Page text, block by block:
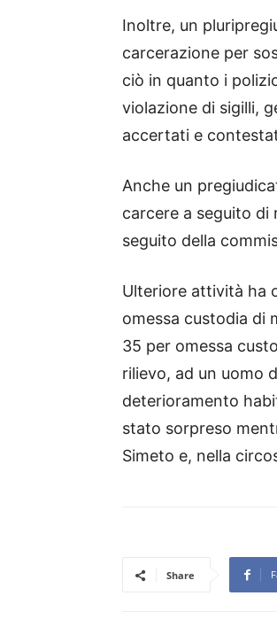
Inoltre, un
carcerazione per
ciò in quanto i
violazione di sigilli,
accertati e
Anche un
carcere a seguito di
seguito della
Ulteriore attività ha
omessa custodia di
35 per omessa
rilievo, ad un uomo
deterioramento
stato sorpreso
Simeto e, nella
Share